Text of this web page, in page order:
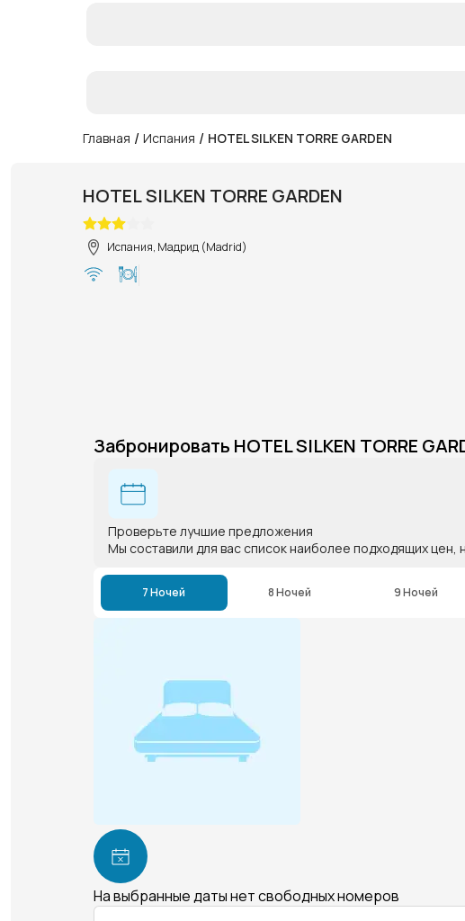
Главная / Испания / HOTEL SILKEN TORRE GARDEN
HOTEL SILKEN TORRE GARDEN
Испания, Мадрид (Madrid)
Забронировать HOTEL SILKEN TORRE
Проверьте лучшие предложения
Мы составили для вас список наиболее подходящих цен,
7 Ночей 8 Ночей 9 Ночей
На выбранные даты нет свободных номеров